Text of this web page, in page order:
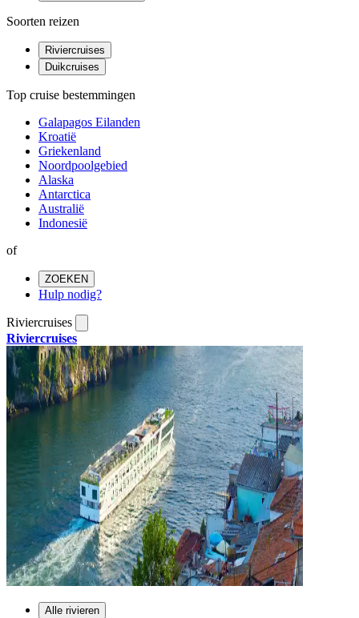
Soorten reizen
Riviercruises
Duikcruises
Top cruise bestemmingen
Galapagos Eilanden
Kroatië
Griekenland
Noordpoolgebied
Alaska
Antarctica
Australië
Indonesië
of
ZOEKEN
Hulp nodig?
Riviercruises
Riviercruises
Alle rivieren